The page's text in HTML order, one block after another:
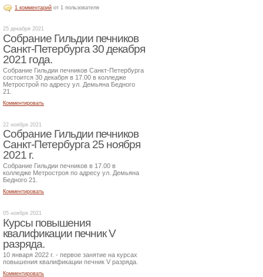
1 комментарий от 1 пользователя
25 декабря 2021
Собрание Гильдии печников
Санкт-Петербурга 30 декабря
2021 года.
Собрание Гильдии печников Санкт-Петербурга
состоится 30 декабря в 17.00 в колледже
Метрострой по адресу ул. Демьяна Бедного
21.
Комментировать
22 ноября 2021
Собрание Гильдии печников
Санкт-Петербурга 25 ноября
2021 г.
Собрание Гильдии печников в 17.00 в
колледже Метростроя по адресу ул. Демьяна
Бедного 21.
Комментировать
05 ноября 2021
Курсы повышения
квалификации печник V
разряда.
10 января 2022 г. - первое занятие на курсах
повышения квалификации печник V разряда.
Комментировать